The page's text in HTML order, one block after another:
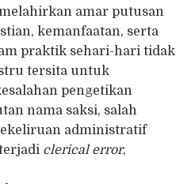
amar putusan
kemanfaatan, serta
praktik sehari-hari tidak
tersita untuk
pengetikan
nama saksi, salah
administratif
clerical error,